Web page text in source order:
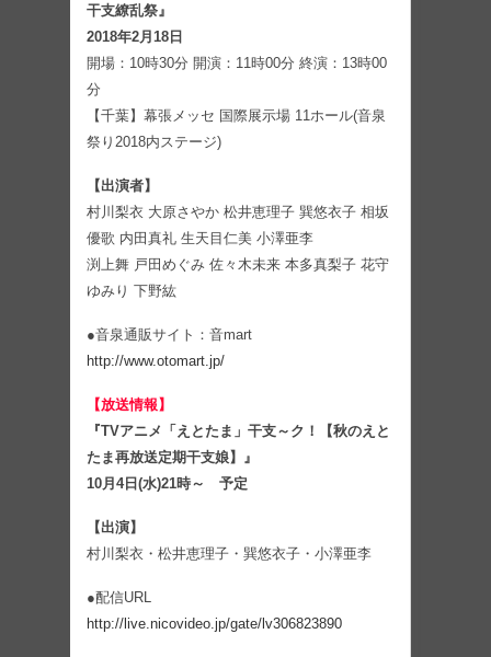
干支繚乱祭』
2018年2月18日
開場：10時30分 開演：11時00分 終演：13時00
分
【千葉】幕張メッセ 国際展示場 11ホール(音泉
祭り2018内ステージ)
【出演者】
村川梨衣 大原さやか 松井恵理子 巽悠衣子 相坂
優歌 内田真礼 生天目仁美 小澤亜李
渕上舞 戸田めぐみ 佐々木未来 本多真梨子 花守
ゆみり 下野紘
●音泉通販サイト：音mart
http://www.otomart.jp/
【放送情報】
『TVアニメ「えとたま」干支～ク！【秋のえと
たま再放送定期干支娘】』
10月4日(水)21時～ 予定
【出演】
村川梨衣・松井恵理子・巽悠衣子・小澤亜李
●配信URL
http://live.nicovideo.jp/gate/lv306823890